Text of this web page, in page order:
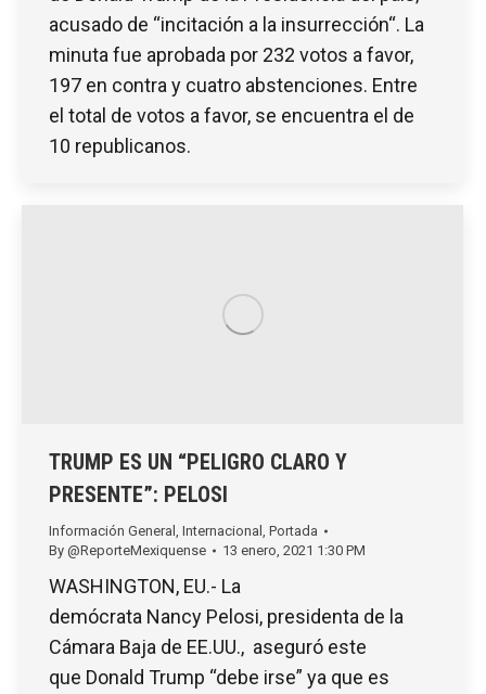
acusado de “incitación a la insurrección“. La
minuta fue aprobada por 232 votos a favor,
197 en contra y cuatro abstenciones. Entre
el total de votos a favor, se encuentra el de
10 republicanos.
TRUMP ES UN “PELIGRO CLARO Y
PRESENTE”: PELOSI
Información General Internacional
Portada
By @ReporteMexiquense 13 enero, 2021 1:30 PM
WASHINGTON, EU.- La
demócrata Nancy Pelosi, presidenta de la
Cámara Baja de EE.UU., aseguró este
que Donald Trump “debe irse” ya que es